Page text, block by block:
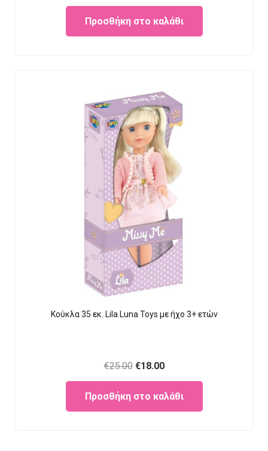
price
was:
€23.95.
price
is:
€19.95.
Προσθήκη στο καλάθι
Κούκλα 35 εκ. Lila Luna Τοys με ήχο 3+ ετών
€25.00 Original
price
was:
€25.00.
€18.00Current
price
is:
€18.00.
Προσθήκη στο καλάθι